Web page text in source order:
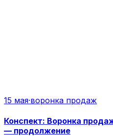
15 мая·воронка продаж
Конспект: Воронка
— продолжение